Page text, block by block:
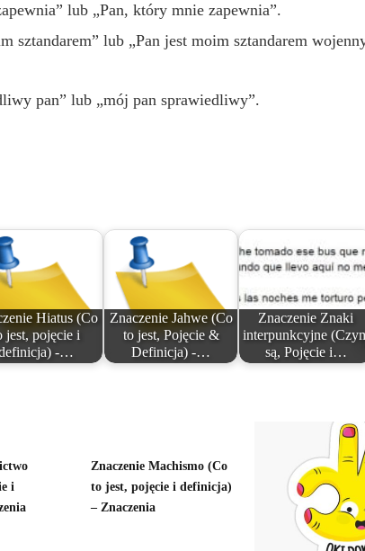
lub „Pan, który mnie zapewnia”.
sztandarem” lub „Pan jest moim sztandarem
pan” lub „mój pan sprawiedliwy”.
Hiatus (Co
jest, pojęcie i
-…
Znaczenie Jahwe (Co
to jest, Pojęcie &
Definicja) -…
Znaczenie Znaki
interpunkcyjne
są, Pojęcie i…
i
Znaczenie Machismo (Co
to jest, pojęcie i definicja)
– Znaczenia